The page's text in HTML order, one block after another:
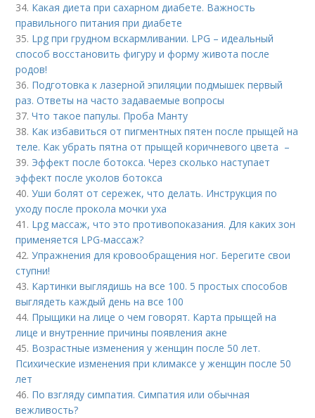
34. Какая диета при сахарном диабете. Важность
правильного питания при диабете
35. Lpg при грудном вскармливании. LPG – идеальный
способ восстановить фигуру и форму живота после
родов!
36. Подготовка к лазерной эпиляции подмышек первый
раз. Ответы на часто задаваемые вопросы
37.Что такое папулы. Проба Манту
38. Как избавиться от пигментных пятен после прыщей на
теле. Как убрать пятна от прыщей коричневого цвета –
39. Эффект после ботокса. Через сколько наступает
эффект после уколов ботокса
40.Уши болят от сережек, что делать. Инструкция по
уходу после прокола мочки уха
41. Lpg массаж, что это противопоказания. Для каких зон
применяется LPG-массаж?
42.Упражнения для кровообращения ног. Берегите свои
ступни!
43. Картинки выглядишь на все 100. 5 простых способов
выглядеть каждый день на все 100
44. Прыщики на лице о чем говорят. Карта прыщей на
лице и внутренние причины появления акне
45. Возрастные изменения у женщин после 50 лет.
Психические изменения при климаксе у женщин после 50
лет
46. По взгляду симпатия. Симпатия или обычная
вежливость?